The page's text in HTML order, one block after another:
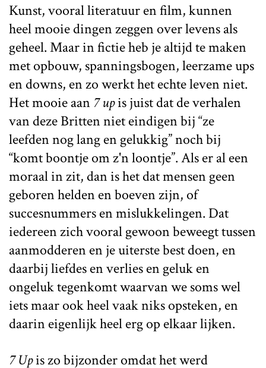
Kunst, vooral literatuur en film, kunnen
heel mooie dingen zeggen over levens als
geheel. Maar in fictie heb je altijd te maken
met opbouw, spanningsbogen, leerzame ups
en downs, en zo werkt het echte leven niet.
Het mooie aan 7 upis juist dat de verhalen
van deze Britten niet eindigen bij “ze
leefden nog lang en gelukkig” noch bij
“komt boontje om z'n loontje”. Als er al een
moraal in zit, dan is het dat mensen geen
geboren helden en boeven zijn, of
succesnummers en mislukkelingen. Dat
iedereen zich vooral gewoon beweegt tussen
aanmodderen en je uiterste best doen, en
daarbij liefdes en verlies en geluk en
ongeluk tegenkomt waarvan we soms wel
iets maar ook heel vaak niks opsteken, en
daarin eigenlijk heel erg op elkaar lijken.
7 Upis zo bijzonder omdat het werd